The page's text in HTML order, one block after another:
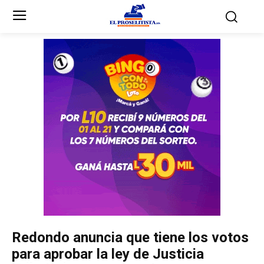
Partidos Políticos
Partido Liberal
Unificación Democrática
Anticorrupción
Partidos Políticos
Partido Liberal
Unificación Democrática
Anticorrupción
Redondo anuncia que tiene los votos
para aprobar la ley de Justicia